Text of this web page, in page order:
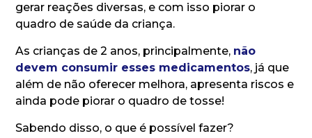
gerar reações diversas, e com isso piorar o
quadro de saúde da criança.
As crianças de 2 anos, principalmente, não
devem consumir esses medicamentos, já que
além de não oferecer melhora, apresenta riscos e
ainda pode piorar o quadro de tosse!
Sabendo disso, o que é possível fazer?